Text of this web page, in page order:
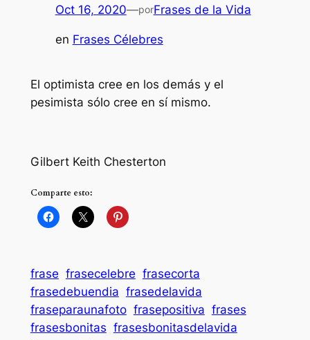
Oct 16, 2020—porFrases de la Vida
en Frases Célebres
El optimista cree en los demás y el
pesimista sólo cree en sí mismo.
Gilbert Keith Chesterton
Comparte esto:
frase frasecelebre frasecorta
frasedebuendia frasedelavida
fraseparaunafoto frasepositiva frases
frasesbonitas frasesbonitasdelavida